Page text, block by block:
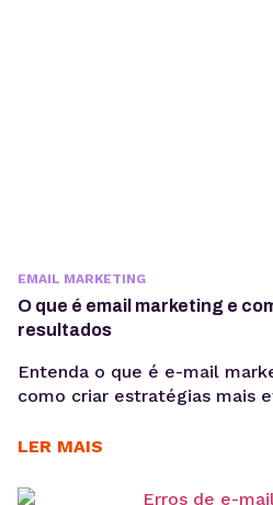
EMAIL MARKETING
O que é email marketing e
resultados
Entenda o que é e-mail
como criar estratégias mais
exclusivamente de mídia
dependência de mídia paga
LER MAIS